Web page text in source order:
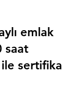
emlak
saat
sertifika